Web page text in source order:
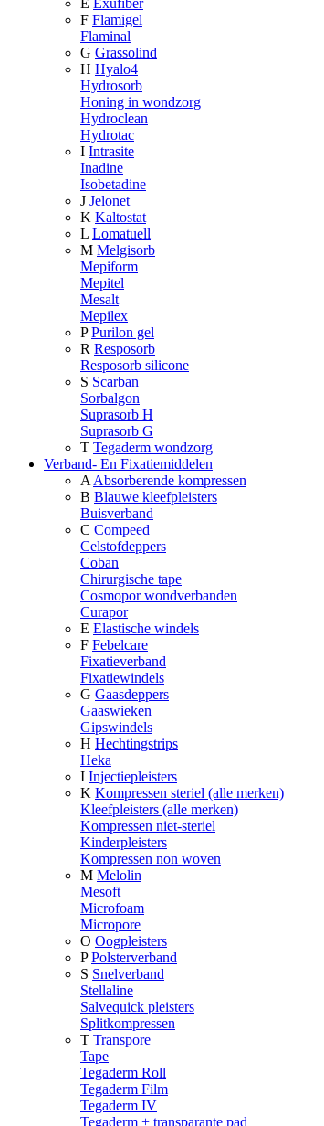
E Exufiber
F Flamigel
Flaminal
G Grassolind
H Hyalo4
Hydrosorb
Honing in wondzorg
Hydroclean
Hydrotac
I Intrasite
Inadine
Isobetadine
J Jelonet
K Kaltostat
L Lomatuell
M Melgisorb
Mepiform
Mepitel
Mesalt
Mepilex
P Purilon gel
R Resposorb
Resposorb silicone
S Scarban
Sorbalgon
Suprasorb H
Suprasorb G
T Tegaderm wondzorg
Verband- En Fixatiemiddelen
A Absorberende kompressen
B Blauwe kleefpleisters
Buisverband
C Compeed
Celstofdeppers
Coban
Chirurgische tape
Cosmopor wondverbanden
Curapor
E Elastische windels
F Febelcare
Fixatieverband
Fixatiewindels
G Gaasdeppers
Gaaswieken
Gipswindels
H Hechtingstrips
Heka
I Injectiepleisters
K Kompressen steriel (alle merken)
Kleefpleisters (alle merken)
Kompressen niet-steriel
Kinderpleisters
Kompressen non woven
M Melolin
Mesoft
Microfoam
Micropore
O Oogpleisters
P Polsterverband
S Snelverband
Stellaline
Salvequick pleisters
Splitkompressen
T Transpore
Tape
Tegaderm Roll
Tegaderm Film
Tegaderm IV
Tegaderm + transparante pad